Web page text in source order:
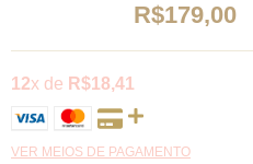
R$179,00
12x de R$18,41
VER MEIOS DE PAGAMENTO